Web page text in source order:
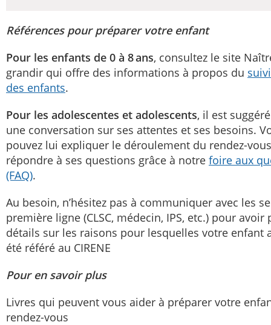
Références pour préparer votre enfant
Pour les enfants de 0 à 8 ans, consultez le site
grandir qui offre des informations à propos du
des enfants.
Pour les adolescentes et adolescents, il est
une conversation sur ses attentes et ses besoins.
pouvez lui expliquer le déroulement du rendez-
répondre à ses questions grâce à notre foire aux
(FAQ).
Au besoin, n’hésitez pas à communiquer avec les
première ligne (CLSC, médecin, IPS, etc.) pour avoir
détails sur les raisons pour lesquelles votre enfant
été référé au CIRENE
Pour en savoir plus
Livres qui peuvent vous aider à préparer votre
rendez-vous